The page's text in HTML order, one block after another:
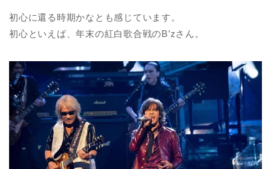
初心に還る時期かなとも感じています。
初心といえば、年末の紅白歌合戦のB’zさん。